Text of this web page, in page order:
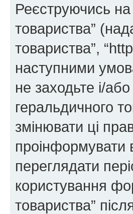
Реєструючись
товариства”
товариства”,
наступними
не заходьте і/
геральдичного
змінювати ці
проінформувати
переглядати
користування
товариства”